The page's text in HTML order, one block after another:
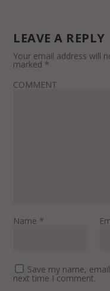
LEAVE A REPLY
Your email address will
marked *
COMMENT
Name *
Save my name,
next time I comment.